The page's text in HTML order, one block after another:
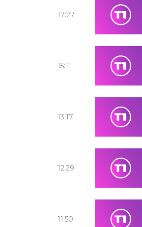
17:27
15:11
13:17
12:29
11:50